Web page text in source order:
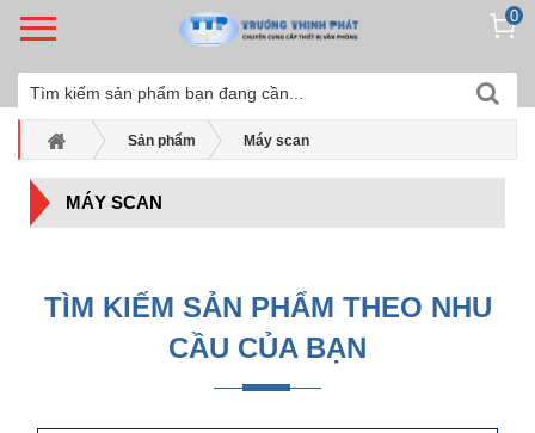
0
Sản phẩm Máy scan
MÁY SCAN
TÌM KIẾM SẢN PHẨM THEO NHU
CẦU CỦA BẠN